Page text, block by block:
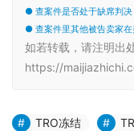
● 查案件是否处于缺席判决
● 查案件里其他被告卖家
如若转载，请注明出
https://
TRO冻结